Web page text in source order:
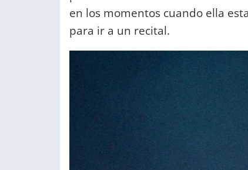
en los momentos cuando ella
para ir a un recital.